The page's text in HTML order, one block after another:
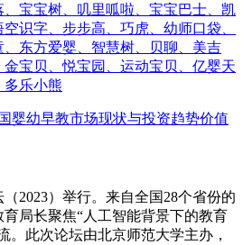
宝宝树、叽里呱啦、宝宝巴士、凯
识字、步步高、巧虎、幼师口袋、
东方爱婴、智慧树、贝聊、美吉
宝贝、悦宝园、运动宝贝、亿婴天
多乐小熊
2023）举行。来自全国28个省份的
局长聚焦“人工智能背景下的教育
。此次论坛由北京师范大学主办，